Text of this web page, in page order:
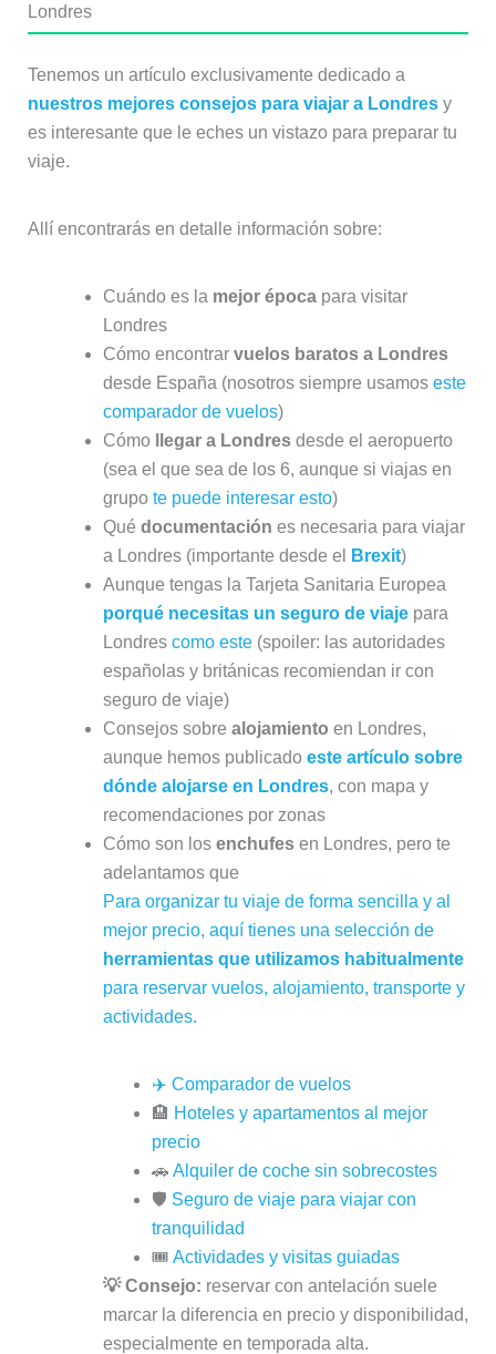
Londres
Tenemos un artículo exclusivamente dedicado a
nuestros mejores consejos para viajar a Londresy
es interesante que le eches un vistazo para preparar tu
viaje.
Allí encontrarás en detalle información sobre:
Cuándo es la mejor épocapara visitar
Londres
Cómo encontrar vuelos baratos a Londres
desde España (nosotros siempre usamos este
comparador de vuelos)
Cómo
llegar a Londresdesde el aeropuerto
(sea el que sea de los 6, aunque si viajas en
grupo te puede interesar esto)
Qué documentación es necesaria para viajar
a Londres (importante desde el
Brexit)
Aunque tengas la Tarjeta Sanitaria Europea
porqué necesitas un seguro de viajepara
Londres como este (spoiler: las autoridades
españolas y británicas recomiendan ir con
seguro de viaje)
Consejos sobre alojamiento en Londres,
aunque hemos publicado este artículo sobre
dónde alojarse en Londres, con mapa y
recomendaciones por zonas
Cómo son los enchufesen Londres, pero te
adelantamos que
Para organizar tu viaje de forma sencilla y al
mejor precio, aquí tienes una selección de
herramientas que utilizamos habitualmente
para reservar vuelos, alojamiento, transporte y
actividades.
✈️ Comparador de vuelos
🏨 Hoteles y apartamentos al mejor
precio
🚗 Alquiler de coche sin sobrecostes
🛡️ Seguro de viaje para viajar con
tranquilidad
🎟️ Actividades y visitas guiadas
💡 Consejo: reservar con antelación suele
marcar la diferencia en precio y disponibilidad,
especialmente en temporada alta.